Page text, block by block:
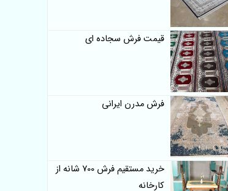
قیمت فرش سجاده ای
فرش مدرن ایرانی
خرید مستقیم فرش 700 شانه از
کارخانه